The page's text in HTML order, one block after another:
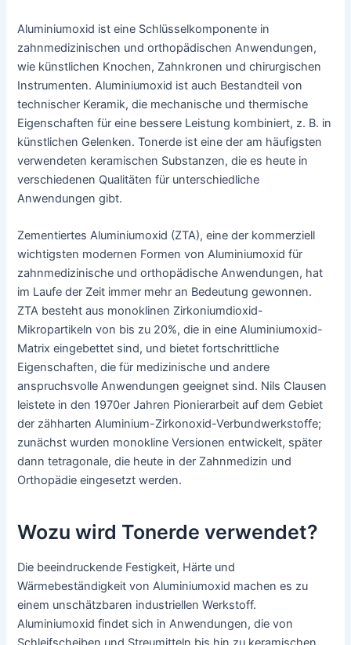
Aluminiumoxid ist eine Schlüsselkomponente in
zahnmedizinischen und orthopädischen Anwendungen,
wie künstlichen Knochen, Zahnkronen und chirurgischen
Instrumenten. Aluminiumoxid ist auch Bestandteil von
technischer Keramik, die mechanische und thermische
Eigenschaften für eine bessere Leistung kombiniert, z. B. in
künstlichen Gelenken. Tonerde ist eine der am häufigsten
verwendeten keramischen Substanzen, die es heute in
verschiedenen Qualitäten für unterschiedliche
Anwendungen gibt.
Zementiertes Aluminiumoxid (ZTA), eine der kommerziell
wichtigsten modernen Formen von Aluminiumoxid für
zahnmedizinische und orthopädische Anwendungen, hat
im Laufe der Zeit immer mehr an Bedeutung gewonnen.
ZTA besteht aus monoklinen Zirkoniumdioxid-
Mikropartikeln von bis zu 20%, die in eine Aluminiumoxid-
Matrix eingebettet sind, und bietet fortschrittliche
Eigenschaften, die für medizinische und andere
anspruchsvolle Anwendungen geeignet sind. Nils Clausen
leistete in den 1970er Jahren Pionierarbeit auf dem Gebiet
der zähharten Aluminium-Zirkonoxid-Verbundwerkstoffe;
zunächst wurden monokline Versionen entwickelt, später
dann tetragonale, die heute in der Zahnmedizin und
Orthopädie eingesetzt werden.
Wozu wird Tonerde verwendet?
Die beeindruckende Festigkeit, Härte und
Wärmebeständigkeit von Aluminiumoxid machen es zu
einem unschätzbaren industriellen Werkstoff.
Aluminiumoxid findet sich in Anwendungen, die von